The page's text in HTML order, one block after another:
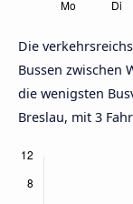
Die
Bussen zwischen
die wenigsten
Breslau, mit 3